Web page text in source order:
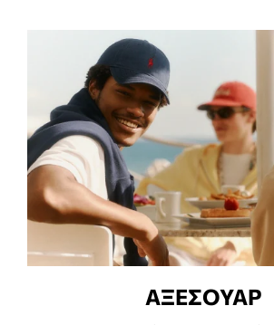
ΑΞΕΣΟΥΑΡ